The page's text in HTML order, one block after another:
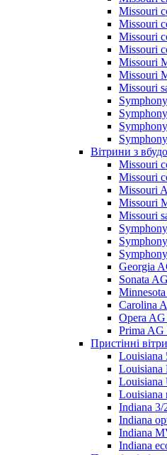
Missouri
Missouri
Missouri
Missouri
Missouri
Missouri
Missouri
Вітрини з
Missouri
Missouri
Missouri
Missouri
Missouri
Georgia
Sonata
Carolina
Opera
Prima AG
Пристінні
Indiana
Indiana
Indiana
Indiana